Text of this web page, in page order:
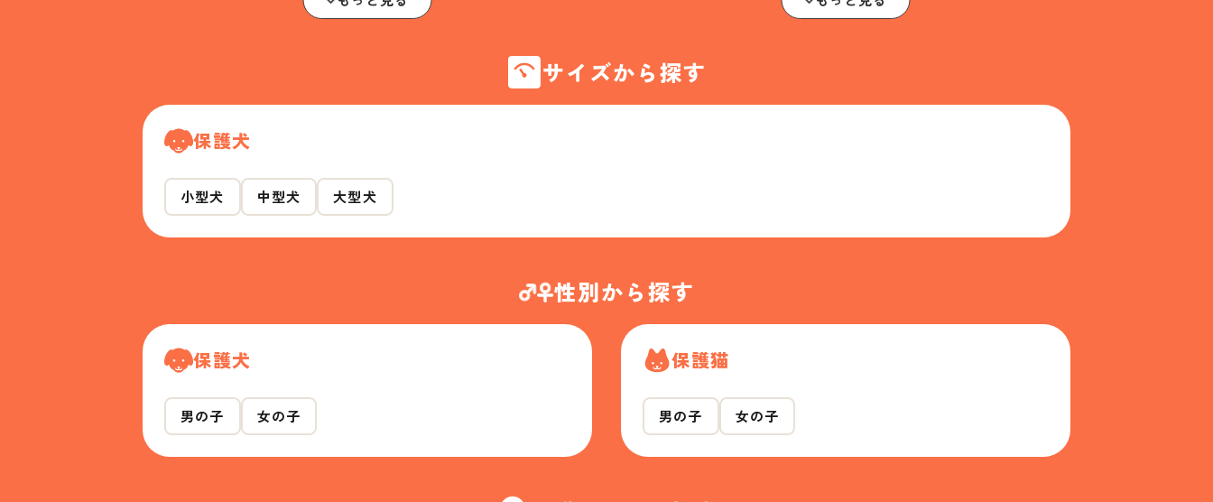
サイズから探す
保護犬
小型犬 中型犬 大型犬
性別から探す
保護犬
男の子 女の子
保護猫
男の子 女の子